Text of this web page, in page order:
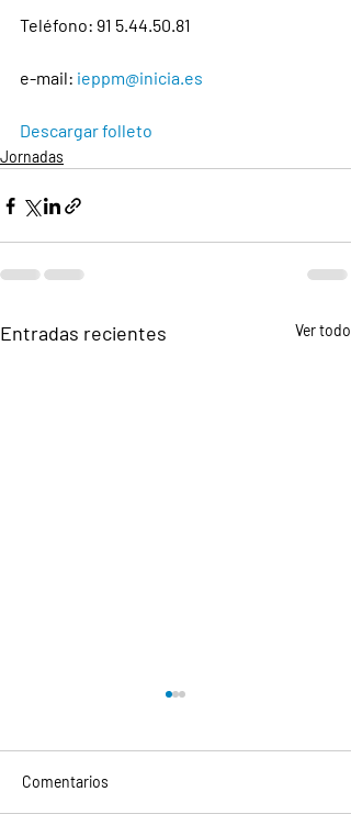
Teléfono: 91 5.44.50.81
e-mail: ieppm@inicia.es
Descargar folleto
Jornadas
Entradas recientes Ver todo
Comentarios